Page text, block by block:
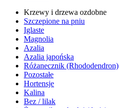
Krzewy i drzewa ozdobne
Szczepione na pniu
Iglaste
Magnolia
Azalia
Azalia japońska
Różanecznik (Rhododendron)
Pozostałe
Hortensje
Kalina
Bez / lilak